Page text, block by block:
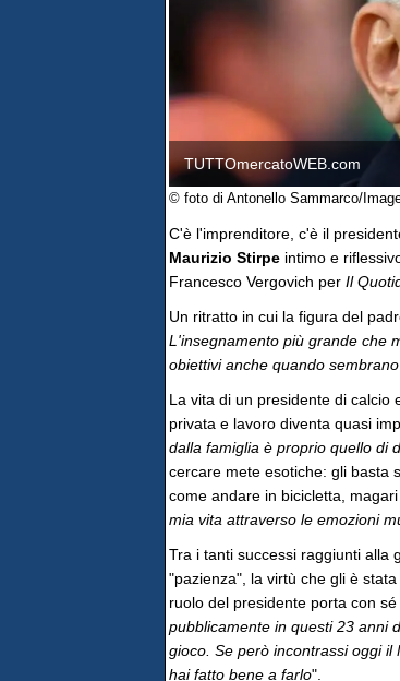
TUTTOmercatoWEB.com
© foto di Antonello Sammarco/
C'è l'imprenditore, c'è il
Maurizio Stirpe intimo e
Francesco Vergovich per Il
Un ritratto in cui la figura del
L'insegnamento più grande che
obiettivi anche quando
La vita di un presidente di calcio
privata e lavoro diventa quasi
dalla famiglia è proprio quello di
cercare mete esotiche: gli basta
come andare in bicicletta,
mia vita attraverso le emozioni
Tra i tanti successi raggiunti alla
"pazienza", la virtù che gli è
ruolo del presidente porta con
pubblicamente in questi 23 anni
gioco. Se però incontrassi oggi
hai fatto bene a farlo".